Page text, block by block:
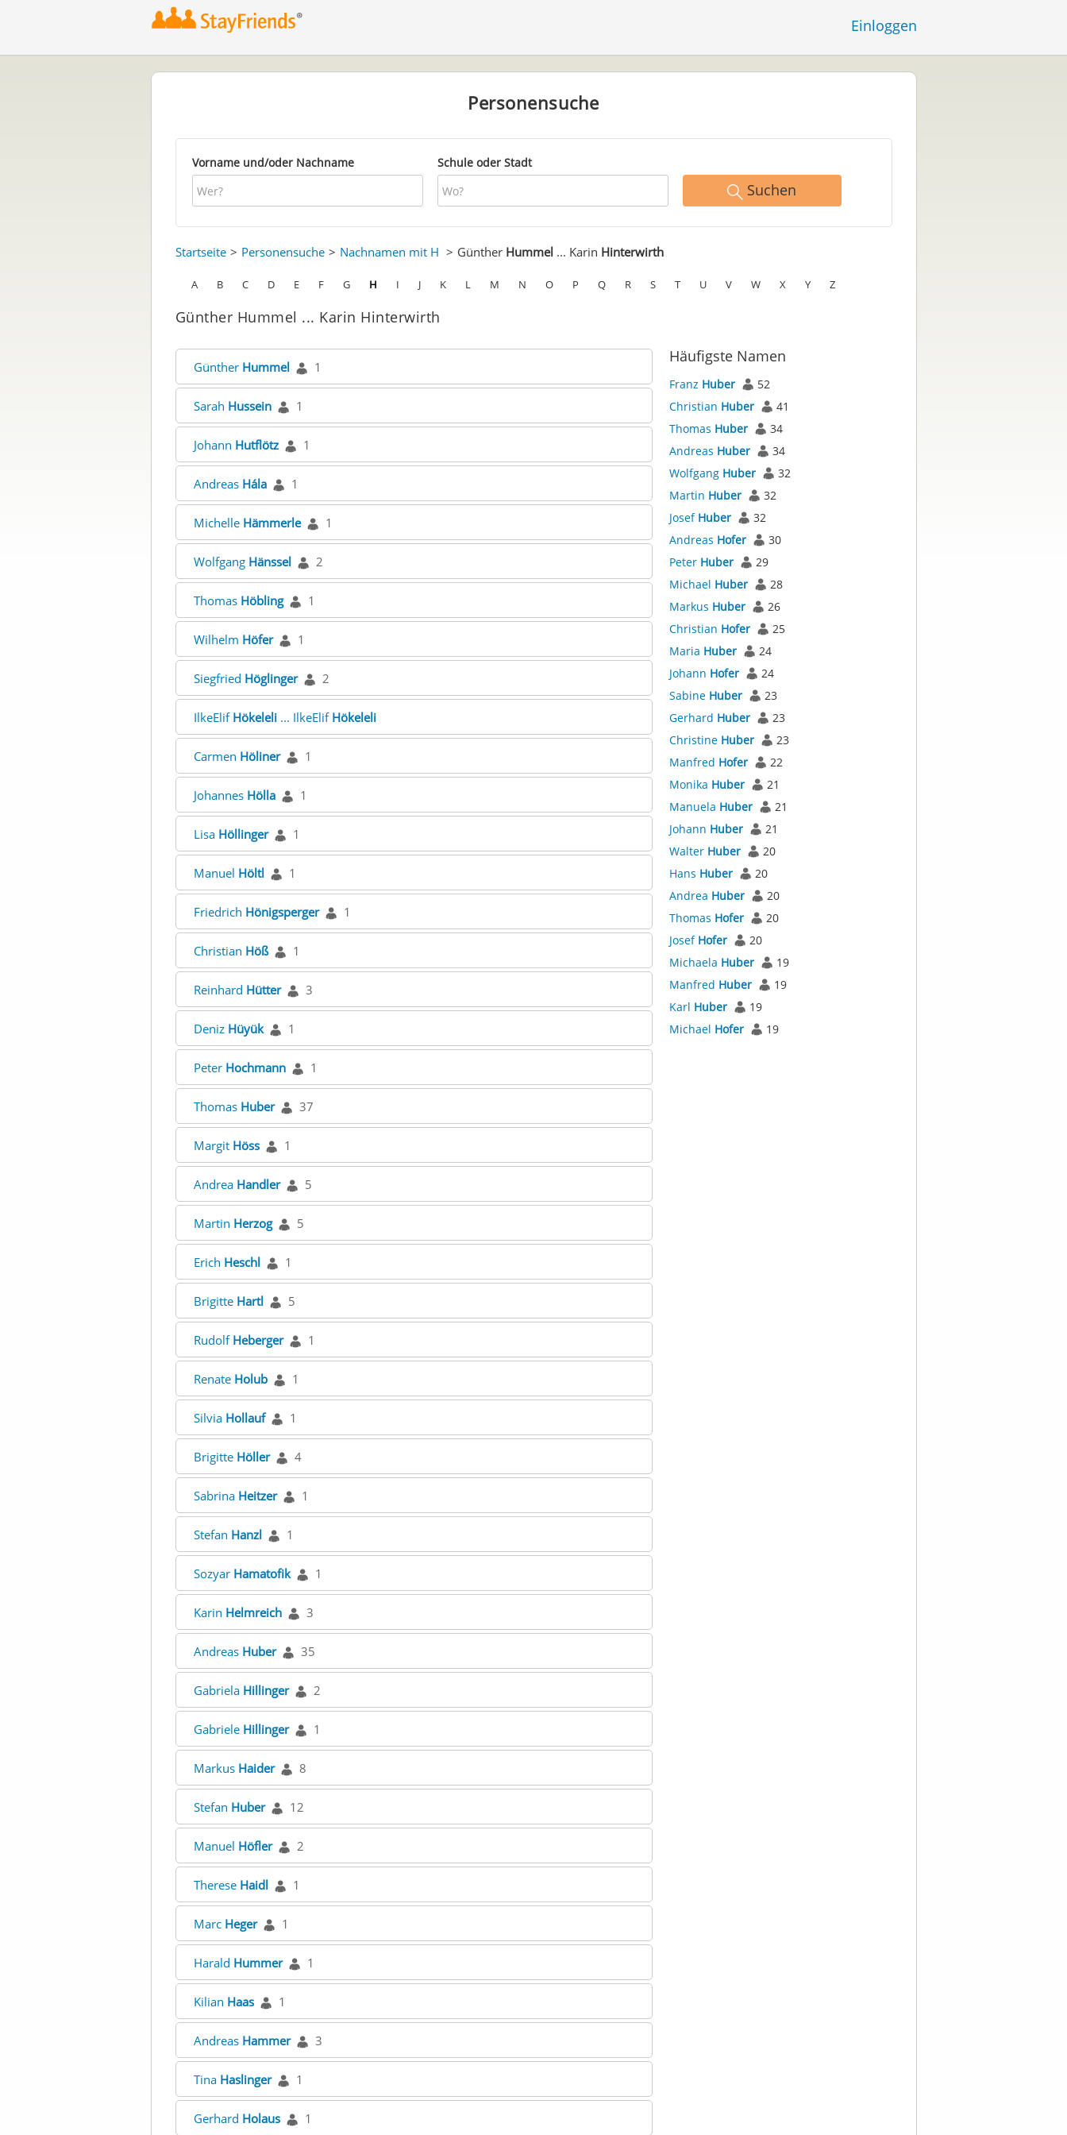
Einloggen
Personensuche
Vorname und/oder Nachname Schule oder Stadt
Suchen
Startseite Personensuche Nachnamen mit H Günther Hummel ... Karin Hinterwirth
A B C D E F G H I J K L M N O P Q R S T U V W X Y Z
Günther Hummel ... Karin Hinterwirth
Günther Hummel 1
Sarah Hussein 1
Johann Hutflötz 1
Andreas Hála 1
Michelle Hämmerle 1
Wolfgang Hänssel 2
Thomas Höbling 1
Wilhelm Höfer 1
Siegfried Höglinger 2
IlkeElif Hökeleli... IlkeElif Hökeleli
Carmen Höliner 1
Johannes Hölla 1
Lisa Höllinger 1
Manuel Höltl 1
Friedrich Hönigsperger 1
Christian Höß 1
Reinhard Hütter 3
Deniz Hüyük 1
Peter Hochmann 1
Thomas Huber 37
Margit Höss 1
Andrea Handler 5
Martin Herzog 5
Erich Heschl 1
Brigitte Hartl 5
Rudolf Heberger 1
Renate Holub 1
Silvia Hollauf 1
Brigitte Höller 4
Sabrina Heitzer 1
Stefan Hanzl 1
Sozyar Hamatofik 1
Karin Helmreich 3
Andreas Huber 35
Gabriela Hillinger 2
Gabriele Hillinger 1
Markus Haider 8
Stefan Huber 12
Manuel Höfler 2
Therese Haidl 1
Marc Heger 1
Harald Hummer 1
Kilian Haas 1
Andreas Hammer 3
Tina Haslinger 1
Gerhard Holaus 1
Häufigste Namen
Franz Huber
52
Christian Huber
41
Thomas Huber
34
Andreas Huber
34
Wolfgang Huber
32
Martin Huber
32
Josef Huber
32
Andreas Hofer
30
Peter Huber
29
Michael Huber
28
Markus Huber
26
Christian Hofer
25
Maria Huber
24
Johann Hofer
24
Sabine Huber
23
Gerhard Huber
23
Christine Huber
23
Manfred Hofer
22
Monika Huber
21
Manuela Huber
21
Johann Huber
21
Walter Huber
20
Hans Huber
20
Andrea Huber
20
Thomas Hofer
20
Josef Hofer
20
Michaela Huber
19
Manfred Huber
19
Karl Huber
19
Michael Hofer 19